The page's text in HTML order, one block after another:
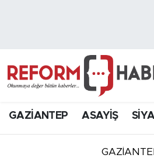
GAZİANTEP ASAYİŞ
Hava Durumu
Süper Lig Puan Durumu